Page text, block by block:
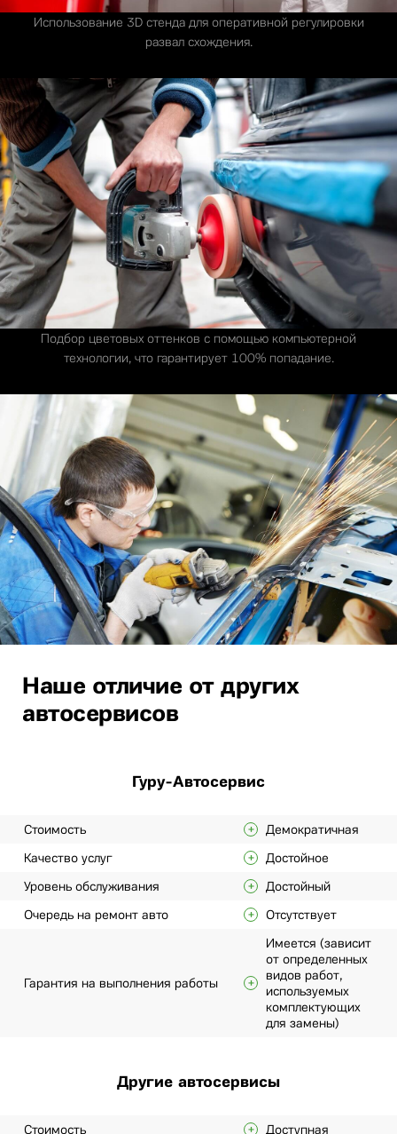
Использование 3D стенда для оперативной регулировки
развал схождения.
Подбор цветовых оттенков с помощью компьютерной
технологии, что гарантирует 100% попадание.
Наше отличие от других
автосервисов
Гуру-Автосервис
Стоимость
Демократичная
Качество услуг
Достойное
Уровень обслуживания
Достойный
Очередь на ремонт авто
Отсутствует
Гарантия на выполнения работы
Имеется (зависит
от определенных
видов работ,
используемых
комплектующих
для замены)
Другие автосервисы
Стоимость Доступная